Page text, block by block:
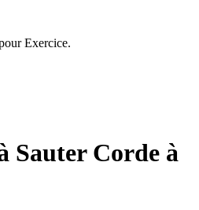
Exercice.
Sauter Corde à